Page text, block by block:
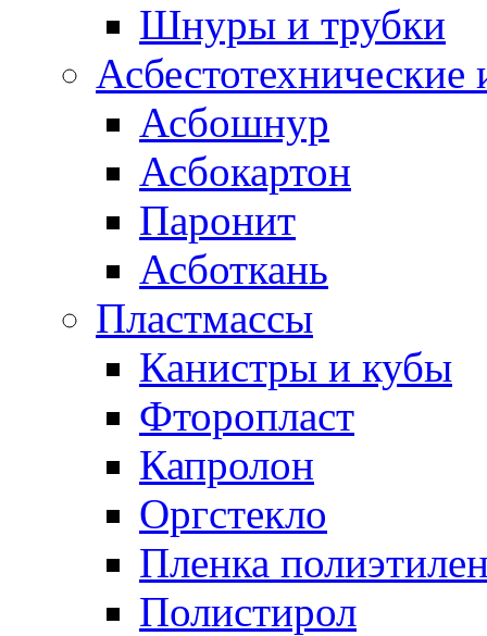
Шнуры и трубки
Асбестотехнические
Асбошнур
Асбокартон
Паронит
Асботкань
Пластмассы
Канистры и кубы
Фторопласт
Капролон
Оргстекло
Пленка
Полистирол